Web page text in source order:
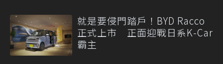
就是要侵門踏戶！BYD Racco
正式上市 正面迎戰日系K-Car
霸主